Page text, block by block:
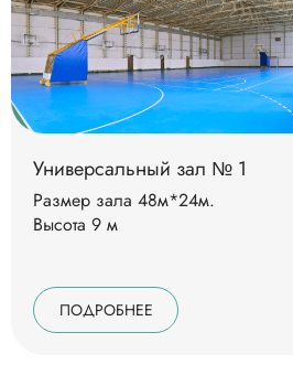
Универсальный зал № 1
ПОДРОБНЕЕ
Размер зала 48м*24м.
Высота 9 м
Корпоративные
мероприятия
мероприятий